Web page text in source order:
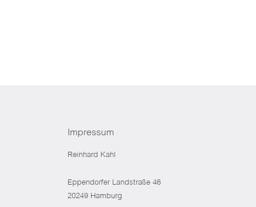
Impressum
Reinhard Kahl
Eppendorfer Landstraße 46
20249 Hamburg